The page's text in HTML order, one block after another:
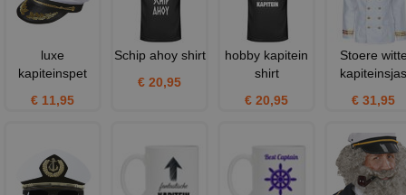
luxe
kapiteinspet
€ 11,95
Schip ahoy shirt
€ 20,95
hobby kapitein
shirt
€ 20,95
Stoere
kapiteinsjas
€ 31,95